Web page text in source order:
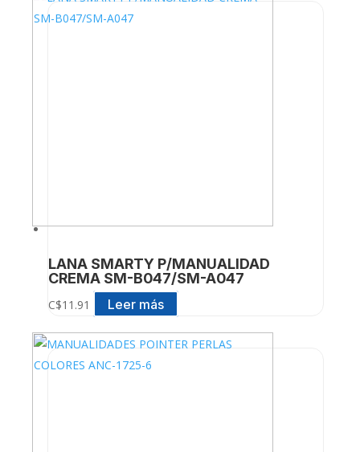
LANA SMARTY P/MANUALIDAD
CREMA SM-B047/SM-A047
C$11.91 Leer más